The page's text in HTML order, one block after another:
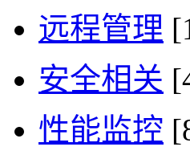
远程管理
安全相关
性能监控